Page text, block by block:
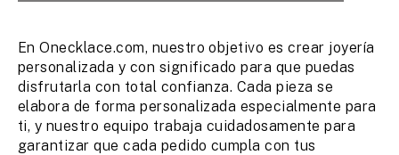
En Onecklace.com, nuestro objetivo es crear joyería
personalizada y con significado para que puedas
disfrutarla con total confianza. Cada pieza se
elabora de forma personalizada especialmente para
ti, y nuestro equipo trabaja cuidadosamente para
garantizar que cada pedido cumpla con tus